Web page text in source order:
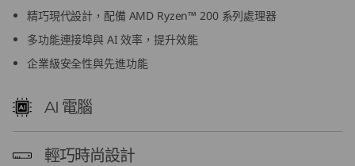
A
D
精巧現代設計，配備 AMD Ryzen™ 200 系列處理器
多功能連接埠與 AI 效率，提升效能
企業級安全性與先進功能
AI 電腦
輕巧時尚設計